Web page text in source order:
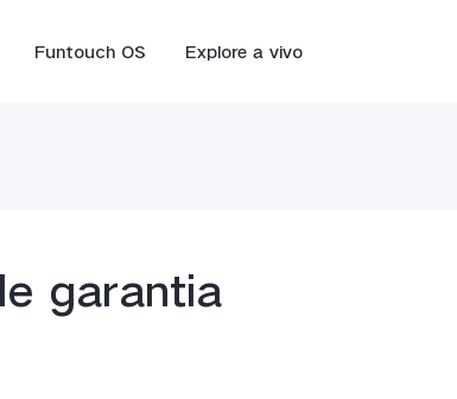
Funtouch OS Explore a vivo
garantia